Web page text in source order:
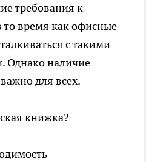
требования к
то время как офисные
с такими
Однако наличие
для всех.
книжка?